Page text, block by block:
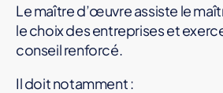
Le maître d’œuvre assiste le
le choix des entreprises et
conseil renforcé.
Il doit notamment :